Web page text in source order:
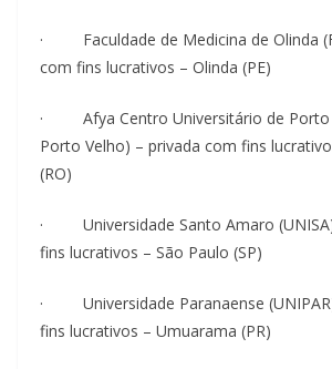
· Faculdade de Medicina de Olinda
com fins lucrativos – Olinda (PE)
· Afya Centro Universitário de Porto
Porto Velho) – privada com fins
(RO)
· Universidade Santo Amaro
fins lucrativos – São Paulo (SP)
· Universidade Paranaense
fins lucrativos – Umuarama (PR)